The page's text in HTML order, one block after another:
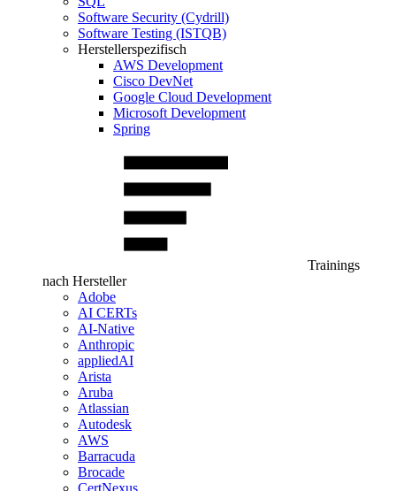
Software Security (Cydrill)
Software Testing (ISTQB)
Herstellerspezifisch
AWS Development
Cisco DevNet
Google Cloud Development
Microsoft Development
Spring
Trainings
nach Hersteller
Adobe
AI CERTs
AI-Native
Anthropic
appliedAI
Arista
Aruba
Atlassian
Autodesk
AWS
Barracuda
Brocade
CertNexus